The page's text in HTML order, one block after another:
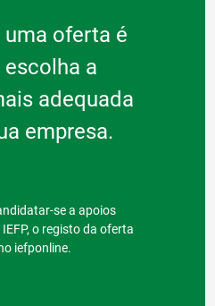
uma oferta é
a
adequada
empresa.
se a apoios
o registo da oferta
iefponline.